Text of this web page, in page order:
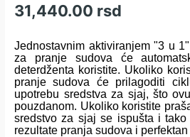
31,440.00 rsd
Jednostavnim aktiviranjem "3 u
za pranje sudova će
deterdženta koristite. Ukoliko
pranje sudova će prilagoditi
upotrebu sredstva za sjaj, što
pouzdanom. Ukoliko koristite
sredstvo za sjaj se ispušta i tako
rezultate pranja sudova i perfektan